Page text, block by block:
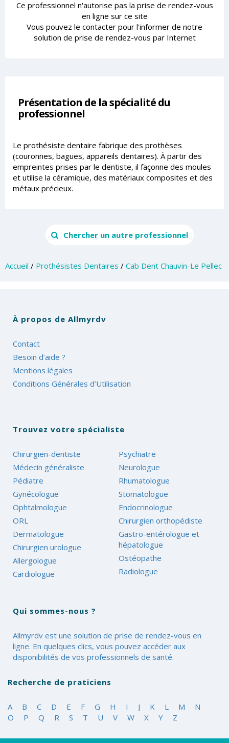
Ce professionnel n'autorise pas la prise de rendez-vous
en ligne sur ce site
Vous pouvez le contacter pour l'informer de notre
solution de prise de rendez-vous par Internet
Présentation de la spécialité du
professionnel
Le prothésiste dentaire fabrique des prothèses
(couronnes, bagues, appareils dentaires). À partir des
empreintes prises par le dentiste, il façonne des moules
et utilise la céramique, des matériaux composites et des
métaux précieux.
Chercher un autre professionnel
Accueil / Prothésistes Dentaires / Cab Dent Chauvin-Le Pellec
À propos de Allmyrdv
Contact
Besoin d’aide ?
Mentions légales
Conditions Générales d’Utilisation
Trouvez votre spécialiste
Chirurgien-dentiste
Médecin généraliste
Pédiatre
Gynécologue
Ophtalmologue
ORL
Dermatologue
Chirurgien urologue
Allergologue
Cardiologue
Psychiatre
Neurologue
Rhumatologue
Stomatologue
Endocrinologue
Chirurgien orthopédiste
Gastro-entérologue et
hépatologue
Ostéopathe
Radiologue
Qui sommes-nous ?
Allmyrdv est une solution de prise de rendez-vous en
ligne. En quelques clics, vous pouvez accéder aux
disponibilités de vos professionnels de santé.
Recherche de praticiens
A B C D E F G H I J K L M
N
O
P Q R S T U V W X Y Z